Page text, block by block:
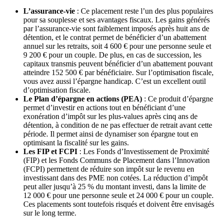
L’assurance-vie : Ce placement reste l’un des plus populaires
pour sa souplesse et ses avantages fiscaux. Les gains générés
par l’assurance-vie sont faiblement imposés après huit ans de
détention, et le contrat permet de bénéficier d’un abattement
annuel sur les retraits, soit 4 600 € pour une personne seule et
9 200 € pour un couple. De plus, en cas de succession, les
capitaux transmis peuvent bénéficier d’un abattement pouvant
atteindre 152 500 € par bénéficiaire. Sur l’optimisation fiscale,
vous avez aussi l’épargne handicap. C’est un excellent outil
d’optimisation fiscale.
Le Plan d’épargne en actions (PEA) : Ce produit d’épargne
permet d’investir en actions tout en bénéficiant d’une
exonération d’impôt sur les plus-values après cinq ans de
détention, à condition de ne pas effectuer de retrait avant cette
période. Il permet ainsi de dynamiser son épargne tout en
optimisant la fiscalité sur les gains.
Les FIP et FCPI : Les Fonds d’Investissement de Proximité
(FIP) et les Fonds Communs de Placement dans l’Innovation
(FCPI) permettent de réduire son impôt sur le revenu en
investissant dans des PME non cotées. La réduction d’impôt
peut aller jusqu’à 25 % du montant investi, dans la limite de
12 000 € pour une personne seule et 24 000 € pour un couple.
Ces placements sont toutefois risqués et doivent être envisagés
sur le long terme.